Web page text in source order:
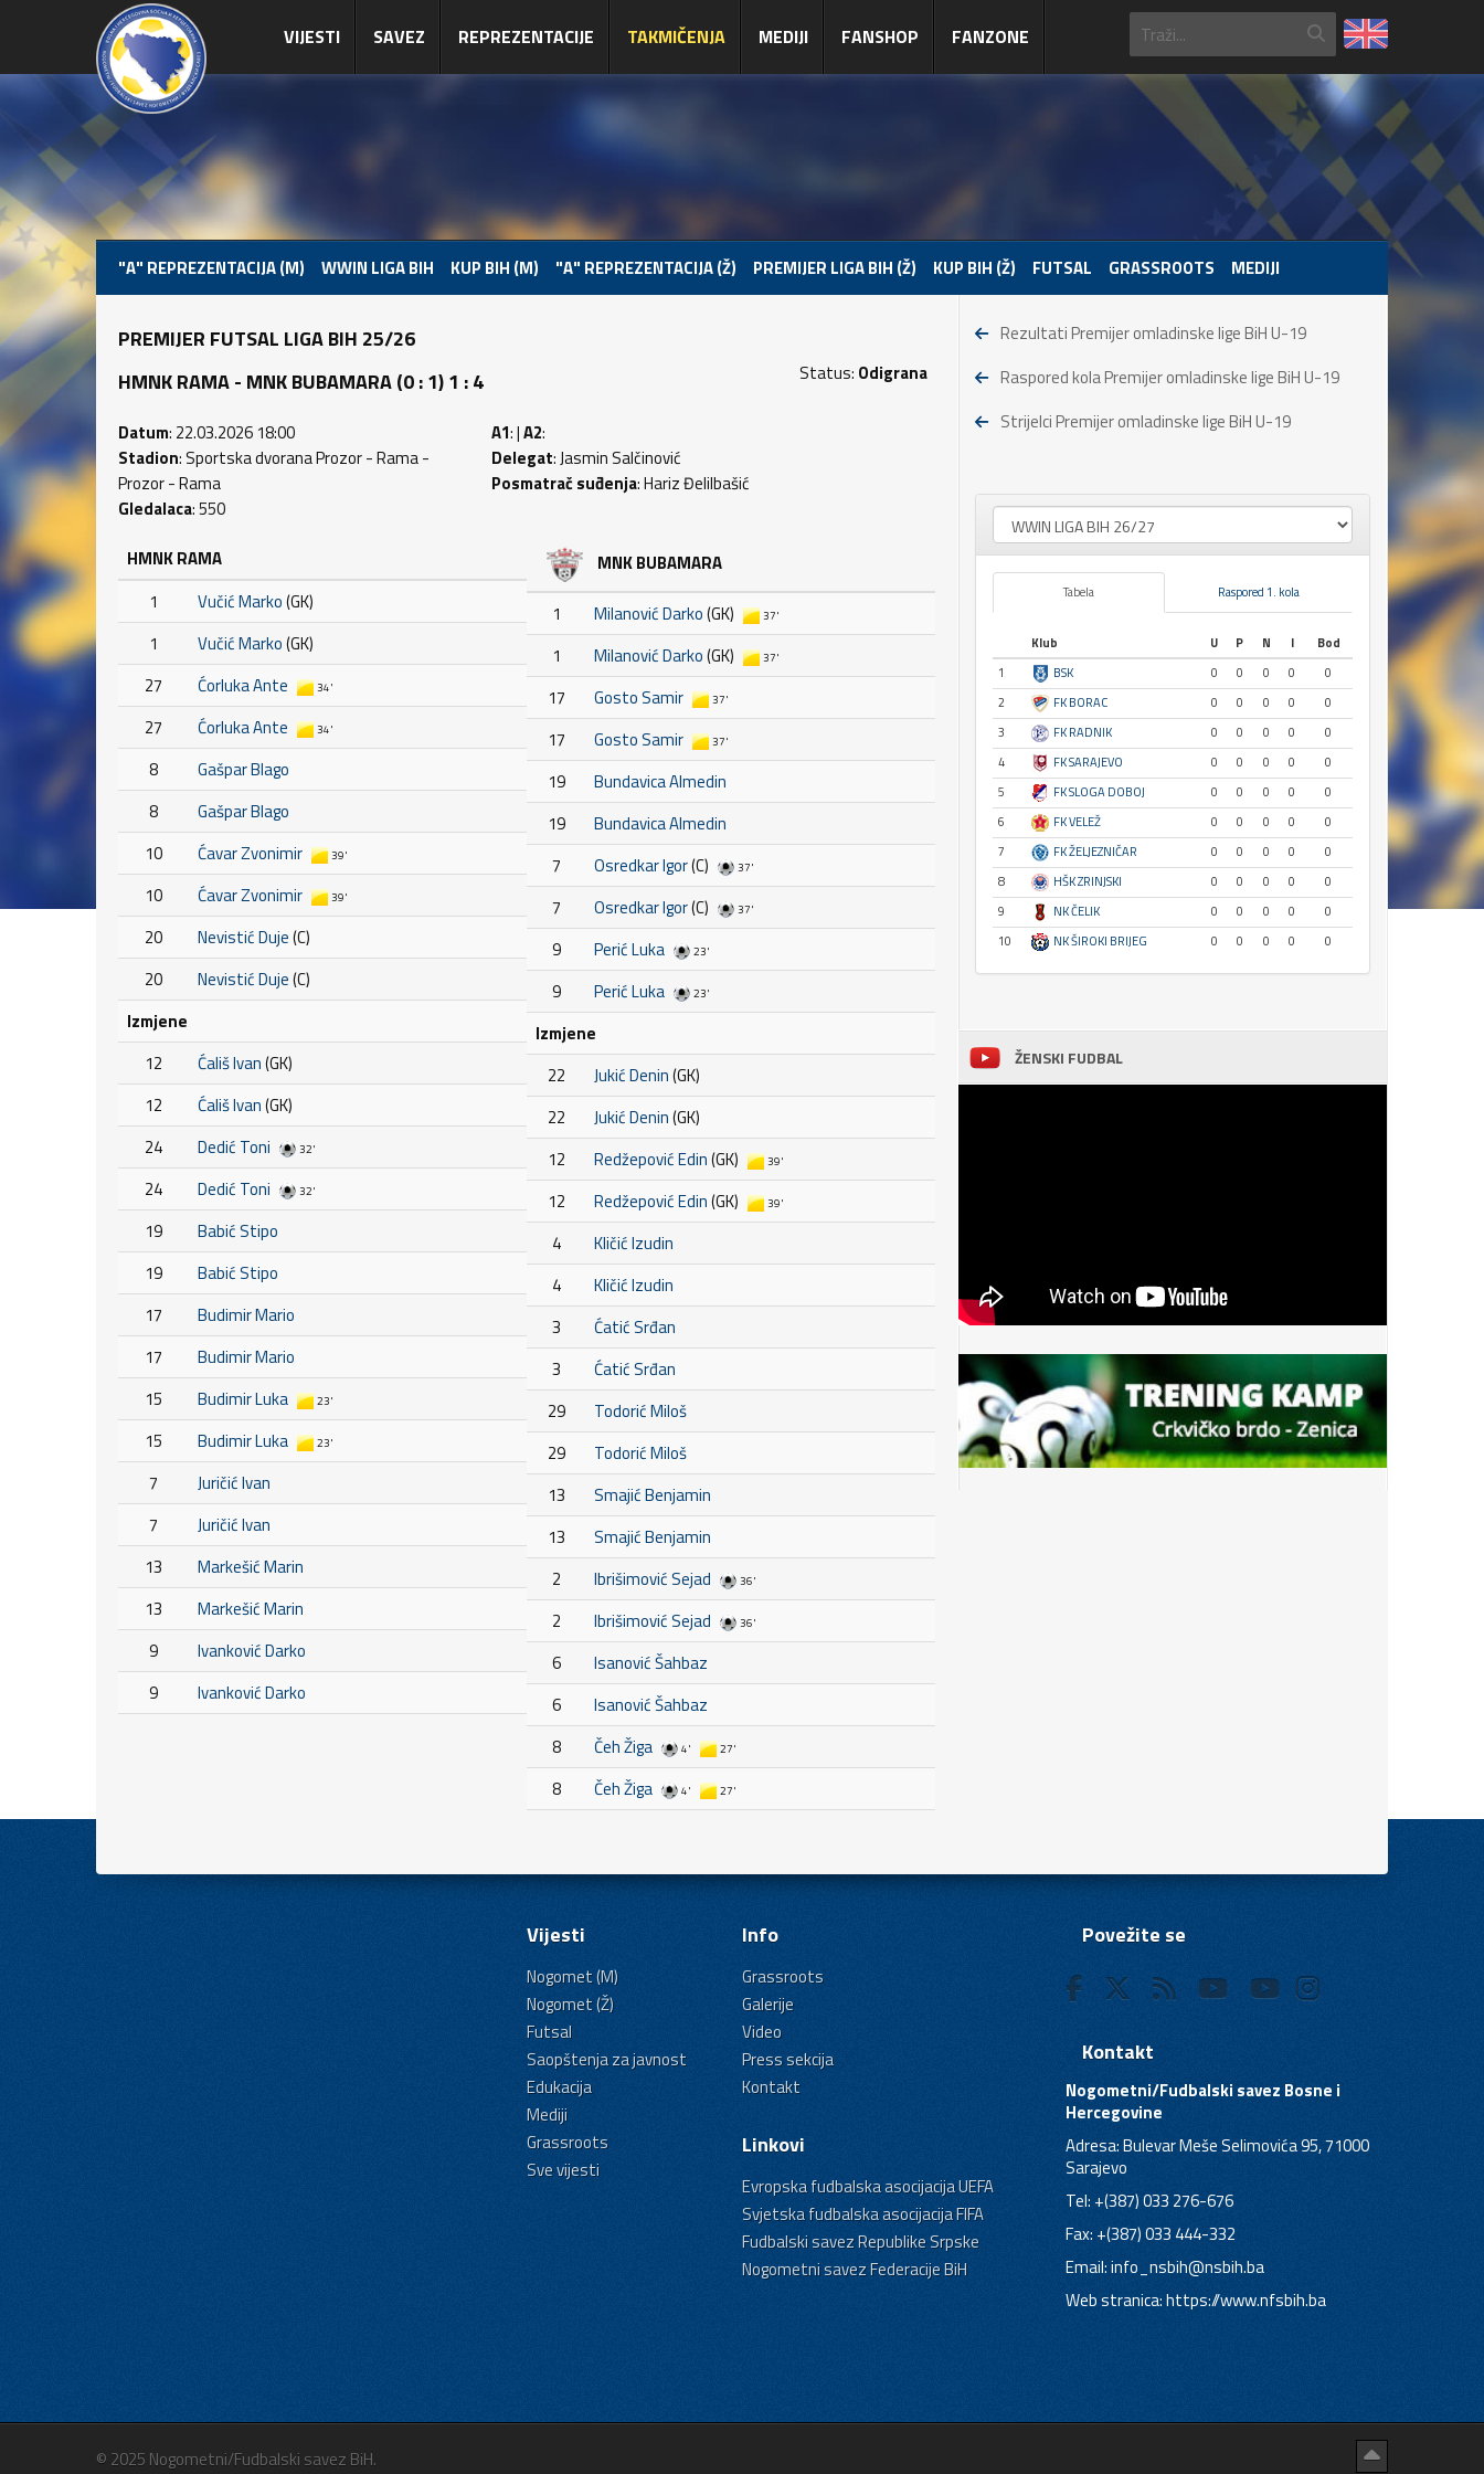
VIJESTI SAVEZ REPREZENTACIJE TAKMIČENJA MEDIJI FANSHOP FANZONE
"A" REPREZENTACIJA (M) WWIN LIGA BIH KUP BIH (M) "A" REPREZENTACIJA (Ž) PREMIJER LIGA BIH (Ž) KUP BIH (Ž) FUTSAL GRASSROOTS MEDIJI
PREMIJER FUTSAL LIGA BIH 25/26
HMNK RAMA - MNK BUBAMARA (0 : 1) 1 : 4
Status: Odigrana
Datum: 22.03.2026 18:00
Stadion: Sportska dvorana Prozor - Rama -
Prozor - Rama
Gledalaca: 550
A1: |A2:
Delegat: Jasmin Salčinović
Posmatrač suđenja: Hariz Đelilbašić
HMNK RAMA
1
Vučić Marko(GK)
1
Vučić Marko(GK)
27
Ćorluka Ante 34'
27 Ćorluka Ante 34'
8
Gašpar Blago
8
Gašpar Blago
10
Ćavar Zvonimir 39'
10 Ćavar Zvonimir 39'
20 Nevistić Duje(C)
20
Nevistić Duje(C)
Izmjene
12
Ćališ Ivan(GK)
12
Ćališ Ivan(GK)
24
Dedić Toni 32'
24 Dedić Toni 32'
19
Babić Stipo
19
Babić Stipo
17
Budimir Mario
17
Budimir Mario
15
Budimir Luka 23'
15 Budimir Luka 23'
7
Juričić Ivan
7
Juričić Ivan
13
Markešić Marin
13
Markešić Marin
9
Ivanković Darko
9
Ivanković Darko
MNK BUBAMARA
1 Milanović Darko(GK) 37'
1 Milanović Darko(GK) 37'
17 Gosto Samir 37'
17 Gosto Samir 37'
19
Bundavica Almedin
19
Bundavica Almedin
7
Osredkar Igor(C) 37'
7 Osredkar Igor(C) 37'
9 Perić Luka 23'
9 Perić Luka 23'
Izmjene
22
Jukić Denin(GK)
22
Jukić Denin(GK)
12
Redžepović Edin(GK) 39'
12 Redžepović Edin(GK) 39'
4
Kličić Izudin
4
Kličić Izudin
3
Ćatić Srđan
3
Ćatić Srđan
29
Todorić Miloš
29
Todorić Miloš
13
Smajić Benjamin
13
Smajić Benjamin
2
Ibrišimović Sejad 36'
2 Ibrišimović Sejad 36'
6
Isanović Šahbaz
6
Isanović Šahbaz
8
Čeh Žiga 4' 27'
8 Čeh Žiga 4' 27'
Rezultati Premijer omladinske lige BiH U-19
Raspored kola Premijer omladinske lige BiH U-19
Strijelci Premijer omladinske lige BiH U-19
Tabela Raspored 1. kola
Klub U P N I
Bod
1
BSK 0 0 0 0
0
2
FK BORAC 0 0 0 0
0
3
FK RADNIK 0 0 0 0
0
4
FK SARAJEVO 0 0 0 0
0
5
FK SLOGA DOBOJ 0 0 0 0
0
6
FK VELEŽ 0 0 0 0
0
7
FK ŽELJEZNIČAR 0 0 0 0
0
8
HŠK ZRINJSKI 0 0 0 0
0
9
NK ČELIK 0 0 0 0
0
10
NK ŠIROKI BRIJEG 0 0 0 0 0
ŽENSKI FUDBAL
Vijesti
Nogomet (M)
Nogomet (Ž)
Futsal
Saopštenja za javnost
Edukacija
Mediji
Grassroots
Sve vijesti
Info
Grassroots
Galerije
Video
Press sekcija
Kontakt
Linkovi
Evropska fudbalska asocijacija UEFA
Svjetska fudbalska asocijacija FIFA
Fudbalski savez Republike Srpske
Nogometni savez Federacije BiH
Povežite se
Kontakt
Nogometni/Fudbalski savez Bosne i
Hercegovine
Adresa: Bulevar Meše Selimovića 95, 71000
Sarajevo
Tel: +(387) 033 276-676
Fax: +(387) 033 444-332
Email:info_nsbih@nsbih.ba
Web stranica: https://www.nfsbih.ba
© 2025 Nogometni/Fudbalski savez BiH.